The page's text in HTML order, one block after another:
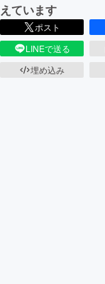
えています
ポスト
LINEで送る
埋め込み